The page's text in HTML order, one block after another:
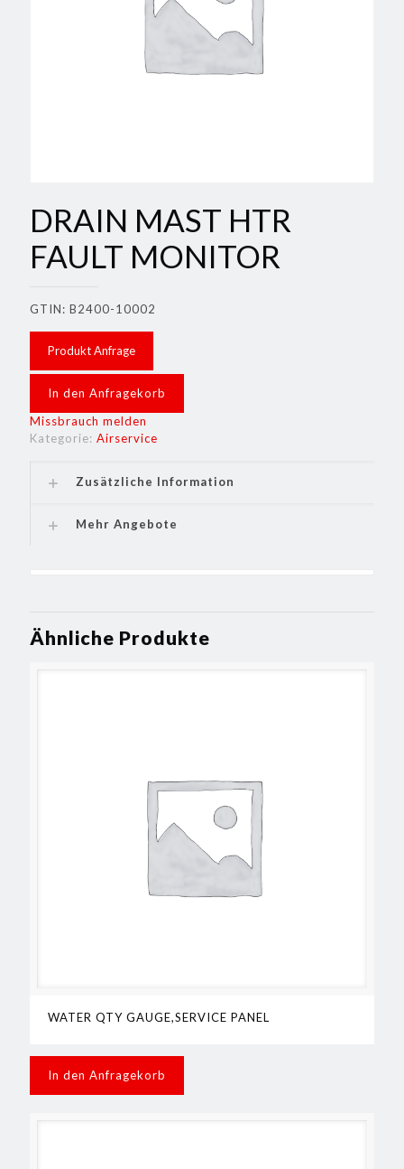
DRAIN MAST HTR
FAULT MONITOR
GTIN: B2400-10002
Produkt Anfrage
In den Anfragekorb
Missbrauch melden
Kategorie: Airservice
Zusätzliche Information
Mehr Angebote
Ähnliche Produkte
WATER QTY GAUGE,SERVICE PANEL
In den Anfragekorb